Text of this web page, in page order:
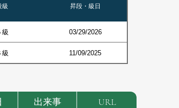
級 昇段・級日
級 03/29/2026
級 11/09/2025
出来事 URL